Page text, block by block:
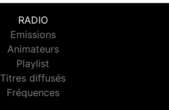
RADIO
Emissions
Animateurs
Playlist
Titres diffusés
Fréquences